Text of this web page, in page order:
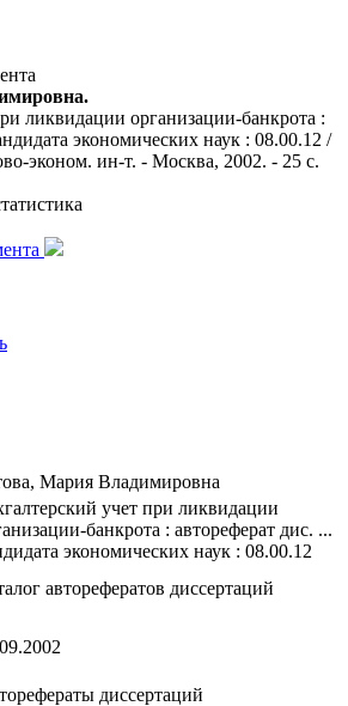
ликвидации организации-банкрота :
экономических наук : 08.00.12 /
эконом. ин-т. - Москва, 2002. - 25 с.
Мария Владимировна
учет при ликвидации
банкрота : автореферат дис. ...
экономических наук : 08.00.12
авторефератов диссертаций
диссертаций